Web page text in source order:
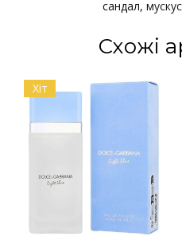
сандал мускус
Схожі
Хіт